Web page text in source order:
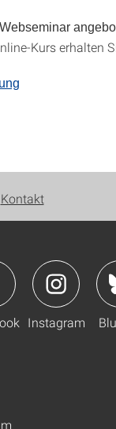
Kurs erhalten
Kontakt
Instagram